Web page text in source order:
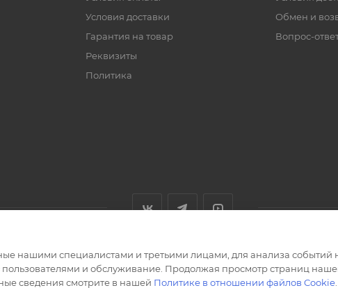
Условия доставки
Гарантия на товар
Реквизиты
Политика
Обмен и
Вопрос-
нашими специалистами и третьими лицами, для анализа событий
пользователями и обслуживание. Продолжая просмотр страниц
сведения смотрите в нашей Политике в отношении файлов Cookie